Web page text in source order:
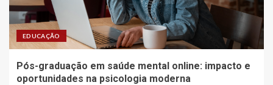
EDUCAÇÃO
Pós-graduação em saúde mental online: impacto e
oportunidades na psicologia moderna